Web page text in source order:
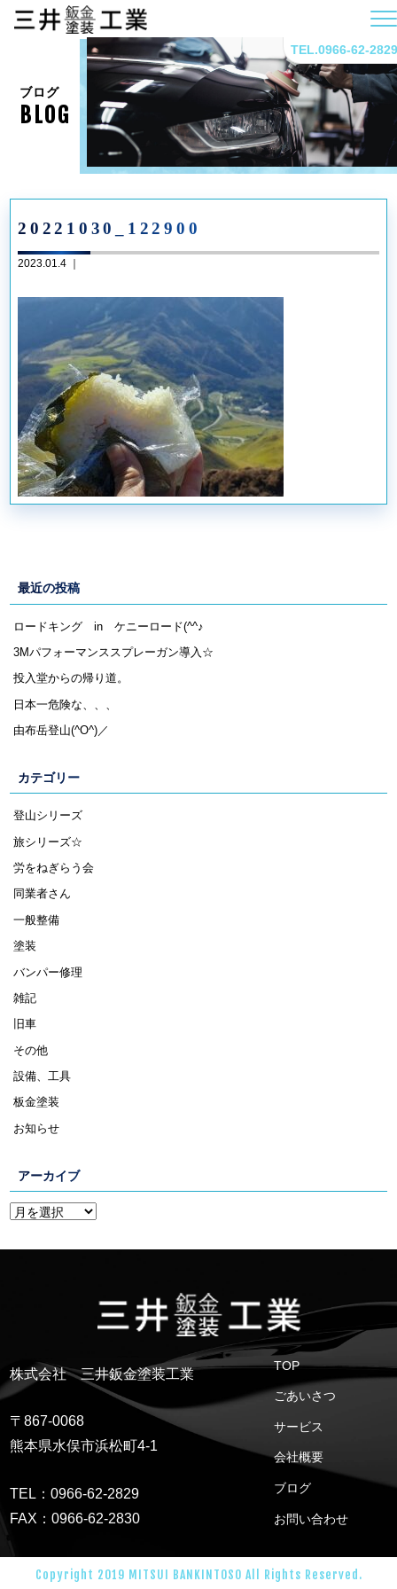
TEL.0966-62-2829
ブログ
BLOG
20221030_122900
2023.01.4 ｜
最近の投稿
ロードキング in ケニーロード(^^♪
3Mパフォーマンススプレーガン導入☆
投入堂からの帰り道。
日本一危険な、、、
由布岳登山(^O^)／
カテゴリー
登山シリーズ
旅シリーズ☆
労をねぎらう会
同業者さん
一般整備
塗装
バンパー修理
雑記
旧車
その他
設備、工具
板金塗装
お知らせ
アーカイブ
株式会社 三井鈑金塗装工業
〒867-0068
熊本県水俣市浜松町4-1
TEL：0966-62-2829
FAX：0966-62-2830
TOP
ごあいさつ
サービス
会社概要
ブログ
お問い合わせ
Copyright 2019 MITSUI BANKINTOSO All Rights Reserved.